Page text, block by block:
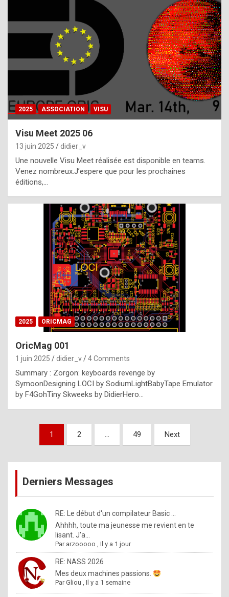
h
a
t
t
e
b
e
s
t
p
h
o
n
y
l
e
x
a
%
m
a
d
b
y
2025 ASSOCIATION VISU
Visu Meet 2025 06
13 juin 2025 didier_v
Une nouvelle Visu Meet réalisée est disponible en teams.
Venez nombreux.J’espere que pour les prochaines
éditions,…
2025 ORICMAG
OricMag 001
1 juin 2025 didier_v 4 Comments
Summary : Zorgon: keyboards revenge by
SymoonDesigning LOCI by SodiumLightBabyTape Emulator
by F4GohTiny Skweeks by DidierHero…
Pagination
publications
1 2 … 49 Next
Derniers Messages
RE: Le début d'un compilateur Basic ...
Ahhhh, toute ma jeunesse me revient en te
lisant. J'a...
Par arzooooo ,Il y a 1 jour
RE: NASS 2026
Mes deux machines passions.
ParGliou ,Il y a 1 semaine